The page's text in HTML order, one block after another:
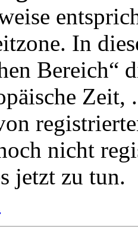
In
Bereich“
Zeit,
nicht
jetzt zu tun.